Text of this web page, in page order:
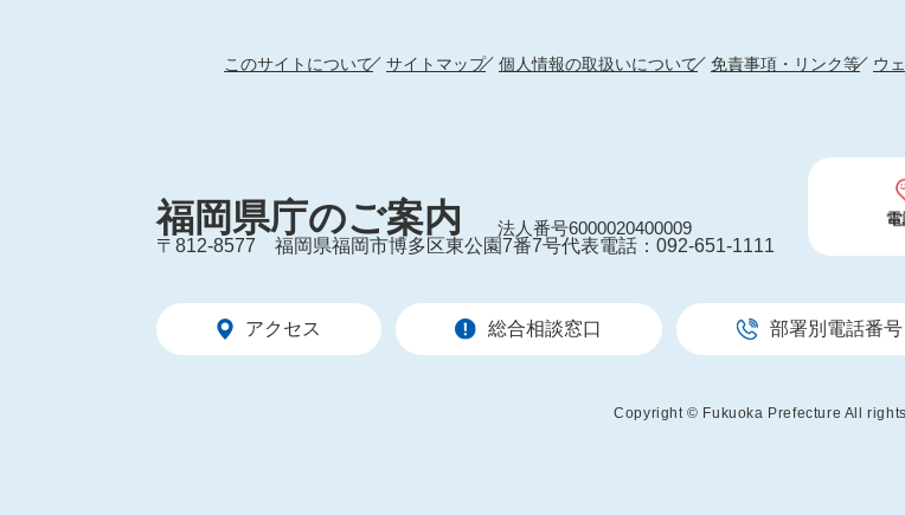
このサイトについて サイトマップ 個人情報の取扱いについて 免責事項・リンク等 ウ
福岡県庁のご案内
法人番号6000020400009
〒812-8577
福岡県福岡市博多区東公園7番7号代表電話：092-651-1111
アクセス 総合相談窓口 部署別電話番号
Copyright © Fukuoka Prefecture All